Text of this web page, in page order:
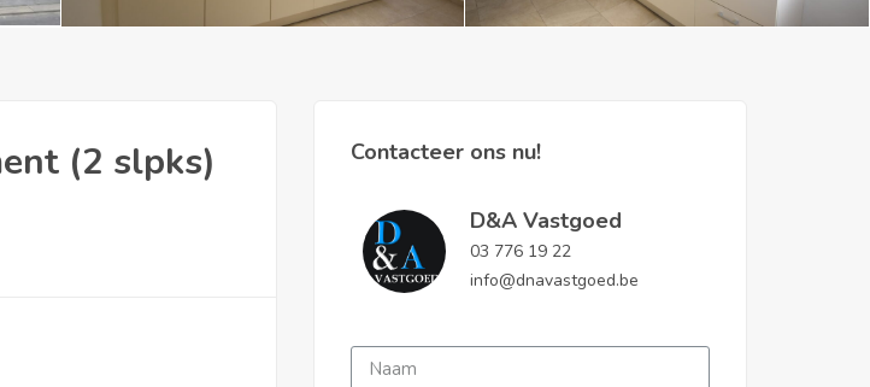
(2 slpks)
Contacteer ons nu!
D&A Vastgoed
03 776 19 22
info@dnavastgoed.be